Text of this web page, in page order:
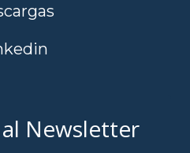
Newsletter